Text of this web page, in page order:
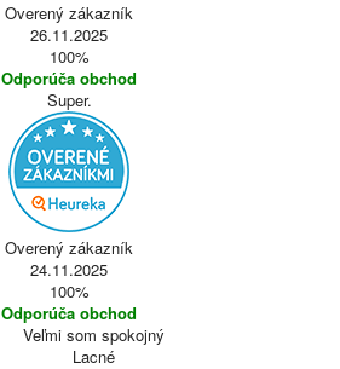
Overený zákazník
26.11.2025
100%
Odporúča obchod
Super.
Overený zákazník
24.11.2025
100%
Odporúča obchod
Veľmi som spokojný
Lacné